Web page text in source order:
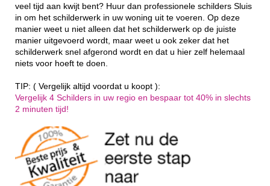
veel tijd aan kwijt bent? Huur dan professionele schilders Sluis
in om het schilderwerk in uw woning uit te voeren. Op deze
manier weet u niet alleen dat het schilderwerk op de juiste
manier uitgevoerd wordt, maar weet u ook zeker dat het
schilderwerk snel afgerond wordt en dat u hier zelf helemaal
niets voor hoeft te doen.
TIP: ( Vergelijk altijd voordat u koopt ):
Vergelijk 4 Schilders in uw regio en bespaar tot 40% in slechts
2 minuten tijd!